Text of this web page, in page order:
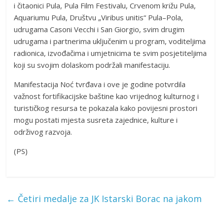
i čitaonici Pula, Pula Film Festivalu, Crvenom križu Pula,
Aquariumu Pula, Društvu „Viribus unitis“ Pula–Pola,
udrugama Casoni Vecchi i San Giorgio, svim drugim
udrugama i partnerima uključenim u program, voditeljima
radionica, izvođačima i umjetnicima te svim posjetiteljima
koji su svojim dolaskom podržali manifestaciju.
Manifestacija Noć tvrđava i ove je godine potvrdila
važnost fortifikacijske baštine kao vrijednog kulturnog i
turističkog resursa te pokazala kako povijesni prostori
mogu postati mjesta susreta zajednice, kulture i
održivog razvoja.
(PS)
← Četiri medalje za JK Istarski Borac na jakom